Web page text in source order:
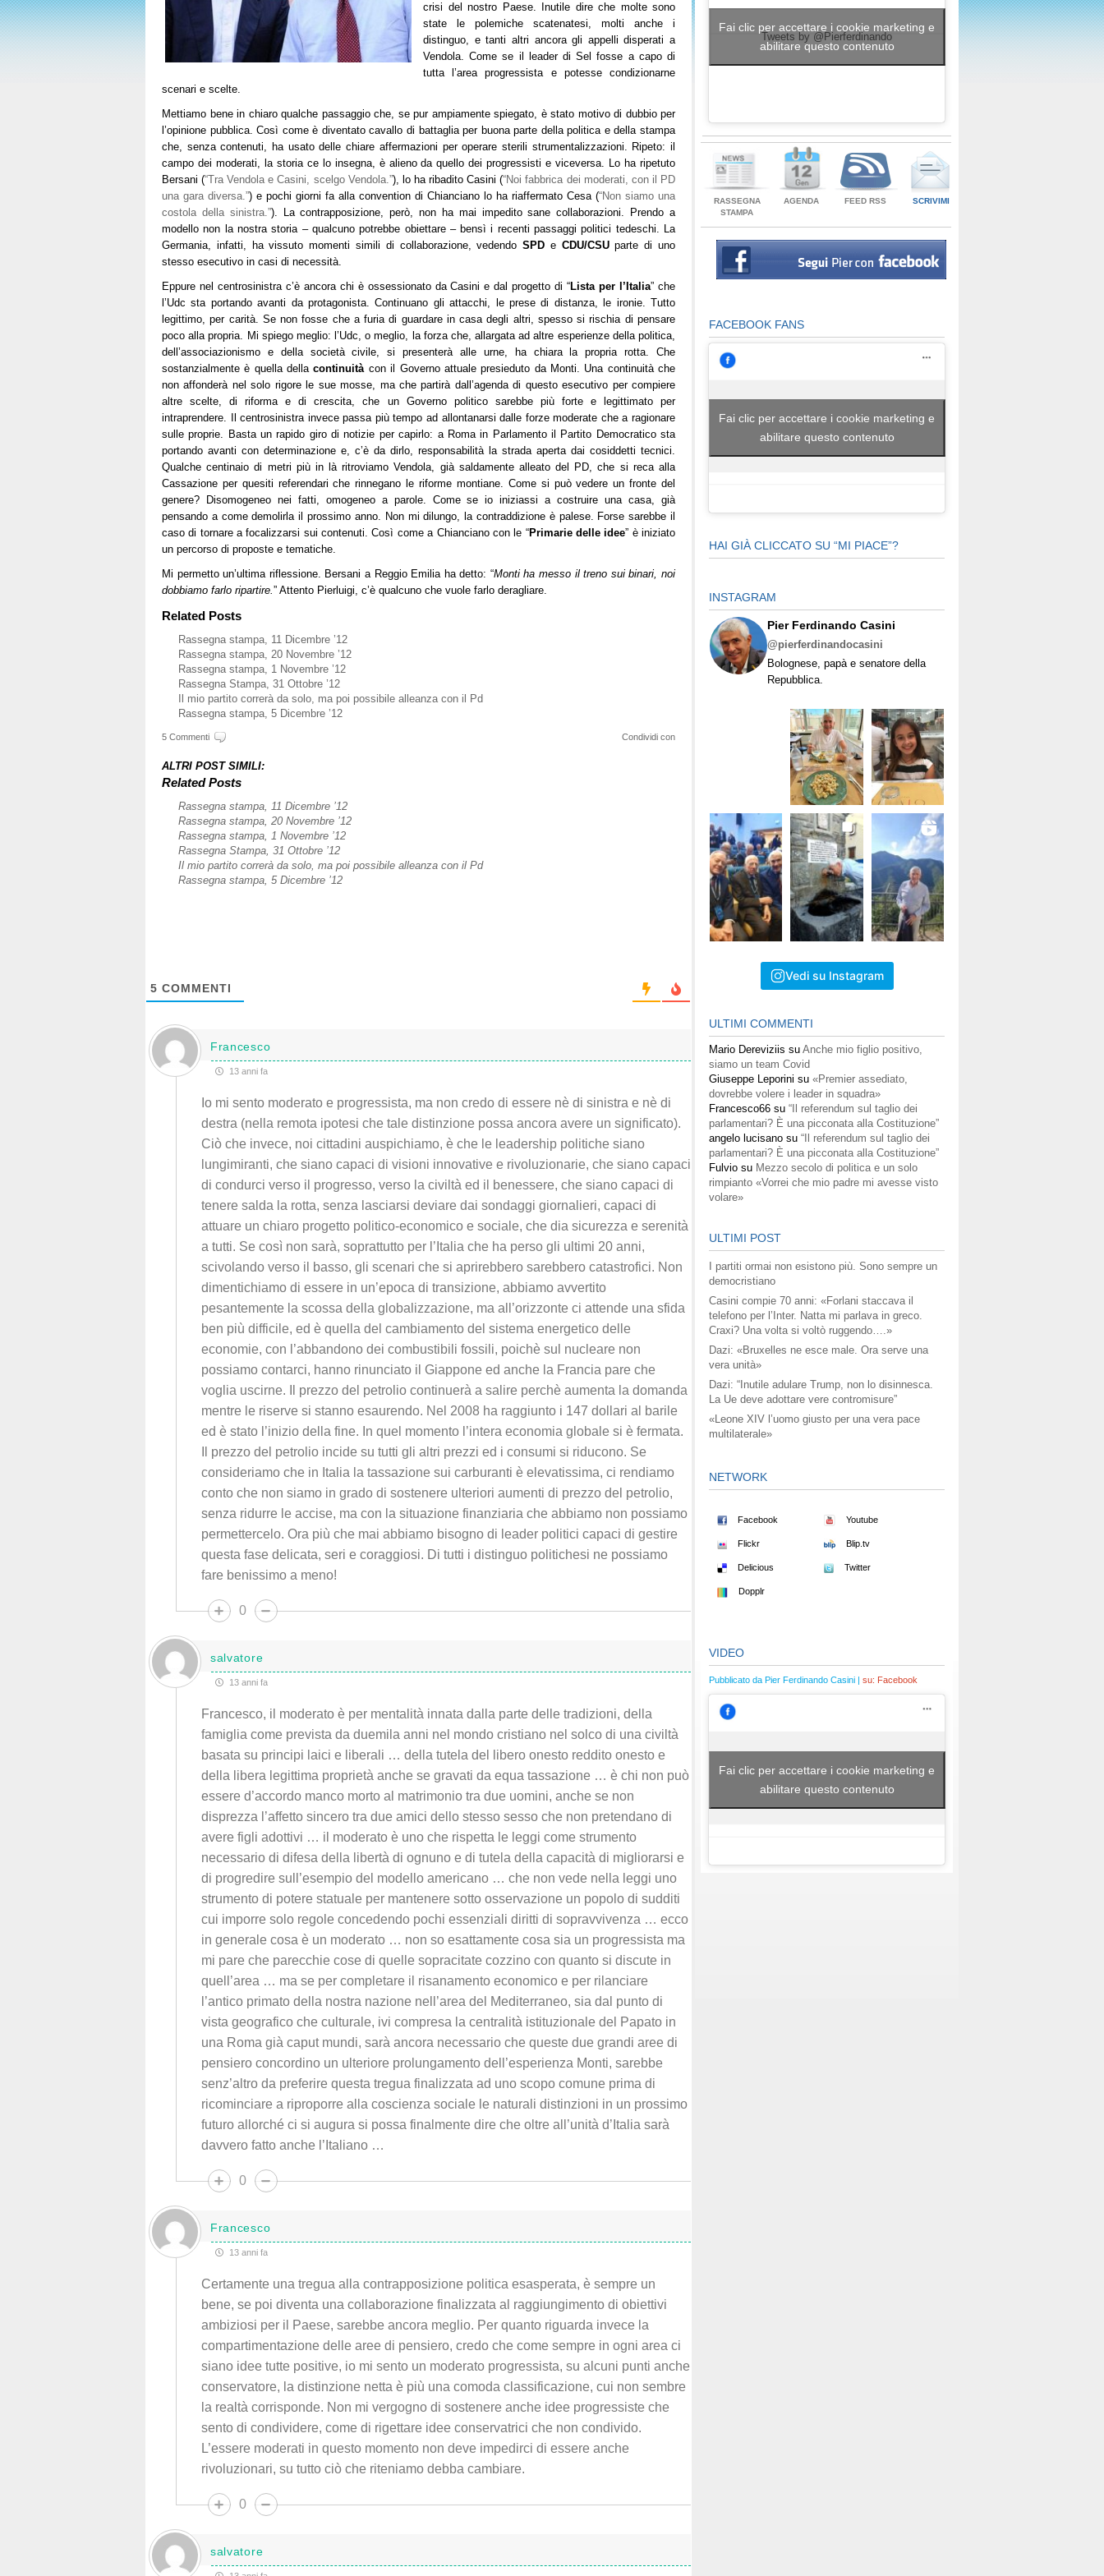
crisi del nostro Paese. Inutile dire che molte sono
state le polemiche scatenatesi, molti anche i
distinguo, e tanti altri ancora gli appelli disperati a
Vendola. Come se il leader di Sel fosse a capo di
tutta l’area progressista e potesse condizionarne
scenari e scelte.
Mettiamo bene in chiaro qualche passaggio che, se pur ampiamente spiegato, è stato motivo di dubbio per
l’opinione pubblica. Così come è diventato cavallo di battaglia per buona parte della politica e della stampa
che, senza contenuti, ha usato delle chiare affermazioni per operare sterili strumentalizzazioni. Ripeto: il
campo dei moderati, la storia ce lo insegna, è alieno da quello dei progressisti e viceversa. Lo ha ripetuto
Bersani (“Tra Vendola e Casini, scelgo Vendola.”), lo ha ribadito Casini (“Noi fabbrica dei moderati, con il PD
una gara diversa.”) e pochi giorni fa alla convention di Chianciano lo ha riaffermato Cesa (“Non siamo una
costola della sinistra.”). La contrapposizione, però, non ha mai impedito sane collaborazioni. Prendo a
modello non la nostra storia – qualcuno potrebbe obiettare – bensì i recenti passaggi politici tedeschi. La
Germania, infatti, ha vissuto momenti simili di collaborazione, vedendoSPD eCDU/CSUparte di uno
stesso esecutivo in casi di necessità.
Eppure nel centrosinistra c’è ancora chi è ossessionato da Casini e dal progetto di “Lista per l’Italia” che
l’Udc sta portando avanti da protagonista. Continuano gli attacchi, le prese di distanza, le ironie. Tutto
legittimo, per carità. Se non fosse che a furia di guardare in casa degli altri, spesso si rischia di pensare
poco alla propria. Mi spiego meglio: l’Udc, o meglio, la forza che, allargata ad altre esperienze della politica,
dell’associazionismo e della società civile, si presenterà alle urne, ha chiara la propria rotta. Che
sostanzialmente è quella dellacontinuitàcon il Governo attuale presieduto da Monti. Una continuità che
non affonderà nel solo rigore le sue mosse, ma che partirà dall’agenda di questo esecutivo per compiere
altre scelte, di riforma e di crescita, che un Governo politico sarebbe più forte e legittimato per
intraprendere. Il centrosinistra invece passa più tempo ad allontanarsi dalle forze moderate che a ragionare
sulle proprie. Basta un rapido giro di notizie per capirlo: a Roma in Parlamento il Partito Democratico sta
portando avanti con determinazione e, c’è da dirlo, responsabilità la strada aperta dai cosiddetti tecnici.
Qualche centinaio di metri più in là ritroviamo Vendola, già saldamente alleato del PD, che si reca alla
Cassazione per quesiti referendari che rinnegano le riforme montiane. Come si può vedere un fronte del
genere? Disomogeneo nei fatti, omogeneo a parole. Come se io iniziassi a costruire una casa, già
pensando a come demolirla il prossimo anno. Non mi dilungo, la contraddizione è palese. Forse sarebbe il
caso di tornare a focalizzarsi sui contenuti. Così come a Chianciano con le “Primarie delle idee” è iniziato
un percorso di proposte e tematiche.
Mi permetto un’ultima riflessione. Bersani a Reggio Emilia ha detto: “Monti ha messo il treno sui binari, noi
dobbiamo farlo ripartire.” Attento Pierluigi, c’è qualcuno che vuole farlo deragliare.
Related Posts
Rassegna stampa, 11 Dicembre ’12
Rassegna stampa, 20 Novembre ’12
Rassegna stampa, 1 Novembre ’12
Rassegna Stampa, 31 Ottobre ’12
Il mio partito correrà da solo, ma poi possibile alleanza con il Pd
Rassegna stampa, 5 Dicembre ’12
5 Commenti
ALTRI POST SIMILI:
Related Posts
Rassegna stampa, 11 Dicembre ’12
Rassegna stampa, 20 Novembre ’12
Rassegna stampa, 1 Novembre ’12
Rassegna Stampa, 31 Ottobre ’12
Il mio partito correrà da solo, ma poi possibile alleanza con il Pd
Rassegna stampa, 5 Dicembre ’12
Condividi con
5 COMMENTI
Francesco
13 anni fa
Io mi sento moderato e progressista, ma non credo di essere nè di sinistra e nè di
destra (nella remota ipotesi che tale distinzione possa ancora avere un significato).
Ciò che invece, noi cittadini auspichiamo, è che le leadership politiche siano
lungimiranti, che siano capaci di visioni innovative e rivoluzionarie, che siano capaci
di condurci verso il progresso, verso la civiltà ed il benessere, che siano capaci di
tenere salda la rotta, senza lasciarsi deviare dai sondaggi giornalieri, capaci di
attuare un chiaro progetto politico-economico e sociale, che dia sicurezza e serenità
a tutti. Se così non sarà, soprattutto per l’Italia che ha perso gli ultimi 20 anni,
scivolando verso il basso, gli scenari che si aprirebbero sarebbero catastrofici. Non
dimentichiamo di essere in un’epoca di transizione, abbiamo avvertito
pesantemente la scossa della globalizzazione, ma all’orizzonte ci attende una sfida
ben più difficile, ed è quella del cambiamento del sistema energetico delle
economie, con l’abbandono dei combustibili fossili, poichè sul nucleare non
possiamo contarci, hanno rinunciato il Giappone ed anche la Francia pare che
voglia uscirne. Il prezzo del petrolio continuerà a salire perchè aumenta la domanda
mentre le riserve si stanno esaurendo. Nel 2008 ha raggiunto i 147 dollari al barile
ed è stato l’inizio della fine. In quel momento l’intera economia globale si è fermata.
Il prezzo del petrolio incide su tutti gli altri prezzi ed i consumi si riducono. Se
consideriamo che in Italia la tassazione sui carburanti è elevatissima, ci rendiamo
conto che non siamo in grado di sostenere ulteriori aumenti di prezzo del petrolio,
senza ridurre le accise, ma con la situazione finanziaria che abbiamo non possiamo
permettercelo. Ora più che mai abbiamo bisogno di leader politici capaci di gestire
questa fase delicata, seri e coraggiosi. Di tutti i distinguo politichesi ne possiamo
fare benissimo a meno!
0
salvatore
13 anni fa
Francesco, il moderato è per mentalità innata dalla parte delle tradizioni, della
famiglia come prevista da duemila anni nel mondo cristiano nel solco di una civiltà
basata su principi laici e liberali … della tutela del libero onesto reddito onesto e
della libera legittima proprietà anche se gravati da equa tassazione … è chi non può
essere d’accordo manco morto al matrimonio tra due uomini, anche se non
disprezza l’affetto sincero tra due amici dello stesso sesso che non pretendano di
avere figli adottivi … il moderato è uno che rispetta le leggi come strumento
necessario di difesa della libertà di ognuno e di tutela della capacità di migliorarsi e
di progredire sull’esempio del modello americano … che non vede nella leggi uno
strumento di potere statuale per mantenere sotto osservazione un popolo di sudditi
cui imporre solo regole concedendo pochi essenziali diritti di sopravvivenza … ecco
in generale cosa è un moderato … non so esattamente cosa sia un progressista ma
mi pare che parecchie cose di quelle sopracitate cozzino con quanto si discute in
quell’area … ma se per completare il risanamento economico e per rilanciare
l’antico primato della nostra nazione nell’area del Mediterraneo, sia dal punto di
vista geografico che culturale, ivi compresa la centralità istituzionale del Papato in
una Roma già caput mundi, sarà ancora necessario che queste due grandi aree di
pensiero concordino un ulteriore prolungamento dell’esperienza Monti, sarebbe
senz’altro da preferire questa tregua finalizzata ad uno scopo comune prima di
ricominciare a riproporre alla coscienza sociale le naturali distinzioni in un prossimo
futuro allorché ci si augura si possa finalmente dire che oltre all’unità d’Italia sarà
davvero fatto anche l’Italiano …
0
Francesco
13 anni fa
Certamente una tregua alla contrapposizione politica esasperata, è sempre un
bene, se poi diventa una collaborazione finalizzata al raggiungimento di obiettivi
ambiziosi per il Paese, sarebbe ancora meglio. Per quanto riguarda invece la
compartimentazione delle aree di pensiero, credo che come sempre in ogni area ci
siano idee tutte positive, io mi sento un moderato progressista, su alcuni punti anche
conservatore, la distinzione netta è più una comoda classificazione, cui non sembre
la realtà corrisponde. Non mi vergogno di sostenere anche idee progressiste che
sento di condividere, come di rigettare idee conservatrici che non condivido.
L’essere moderati in questo momento non deve impedirci di essere anche
rivoluzionari, su tutto ciò che riteniamo debba cambiare.
0
salvatore
Tweets by @Pierferdinando
Fai clic per accettare i cookie marketing e
abilitare questo contenuto
RASSEGNA
STAMPA
AGENDA FEED RSS SCRIVIMI
FACEBOOK FANS
Fai clic per accettare i cookie marketing e
abilitare questo contenuto
HAI GIÀ CLICCATO SU “MI PIACE”?
INSTAGRAM
Pier Ferdinando Casini
@pierferdinandocasini
Bolognese, papà e senatore della
Repubblica.
Vedi su Instagram
ULTIMI COMMENTI
Mario Dereviziis su Anche mio figlio positivo,
siamo un team Covid
Giuseppe Leporini su «Premier assediato,
dovrebbe volere i leader in squadra»
Francesco66 su “Il referendum sul taglio dei
parlamentari? È una picconata alla Costituzione”
angelo lucisano su “Il referendum sul taglio dei
parlamentari? È una picconata alla Costituzione”
Fulvio su Mezzo secolo di politica e un solo
rimpianto «Vorrei che mio padre mi avesse visto
volare»
ULTIMI POST
I partiti ormai non esistono più. Sono sempre un
democristiano
Casini compie 70 anni: «Forlani staccava il
telefono per l’Inter. Natta mi parlava in greco.
Craxi? Una volta si voltò ruggendo….»
Dazi: «Bruxelles ne esce male. Ora serve una
vera unità»
Dazi: “Inutile adulare Trump, non lo disinnesca.
La Ue deve adottare vere contromisure”
«Leone XIV l’uomo giusto per una vera pace
multilaterale»
NETWORK
Facebook Youtube
Flickr Blip.tv
Delicious Twitter
Dopplr
VIDEO
Pubblicato da Pier Ferdinando Casini | su: Facebook
Fai clic per accettare i cookie marketing e
abilitare questo contenuto